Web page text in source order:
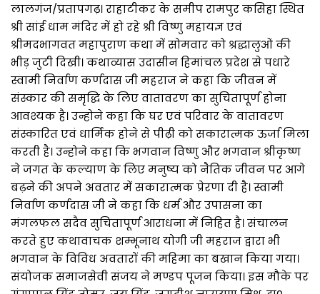
लालगंज/प्रतापगढ़। राहाटीकर के समीप रामपुर कसिहा स्थित
श्री सांई धाम मंदिर में हो रहे श्री विष्णु महायज्ञ एवं
श्रीमदभागवत महापुराण कथा में सोमवार को श्रद्धालुओं की
भीड़ जुटी दिखी। कथाव्यास उदासीन हिमांचल प्रदेश से पधारे
स्वामी निर्वाण कर्णदास जी महराज ने कहा कि जीवन में
संस्कार की समृद्धि के लिए वातावरण का सुचितापूर्ण होना
आवश्यक है। उन्होने कहा कि घर एवं परिवार के वातावरण
संस्कारित एवं धार्मिक होने से पीढ़ी को सकारात्मक ऊर्जा मिला
करती है। उन्होने कहा कि भगवान विष्णु और भगवान श्रीकृष्ण
ने जगत के कल्याण के लिए मनुष्य को नैतिक जीवन पर आगे
बढ़ने की अपने अवतार में सकारात्मक प्रेरणा दी है। स्वामी
निर्वाण कर्णदास जी ने कहा कि धर्म और उपासना का
मंगलफल सदैव सुचितापूर्ण आराधना में निहित है। संचालन
करते हुए कथावाचक शम्भूनाथ योगी जी महराज द्वारा भी
भगवान के विविध अवतारों की महिमा का बखान किया गया।
संयोजक समाजसेवी संजय ने मण्डप पूजन किया। इस मौके पर